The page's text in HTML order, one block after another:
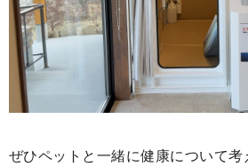
ぜひペットと一緒に健康について